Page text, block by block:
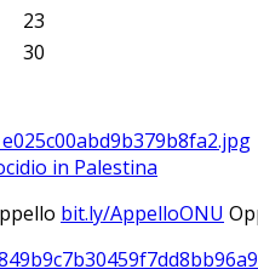
23
30
in Palestina
bit.ly/AppelloONU